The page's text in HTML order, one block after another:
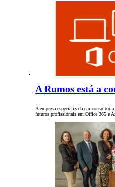
A Rumos está a
A empresa especializada em
futuros profissionais em Office 365 e